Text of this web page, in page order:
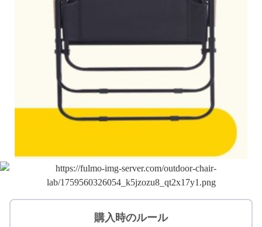
購入時のルール